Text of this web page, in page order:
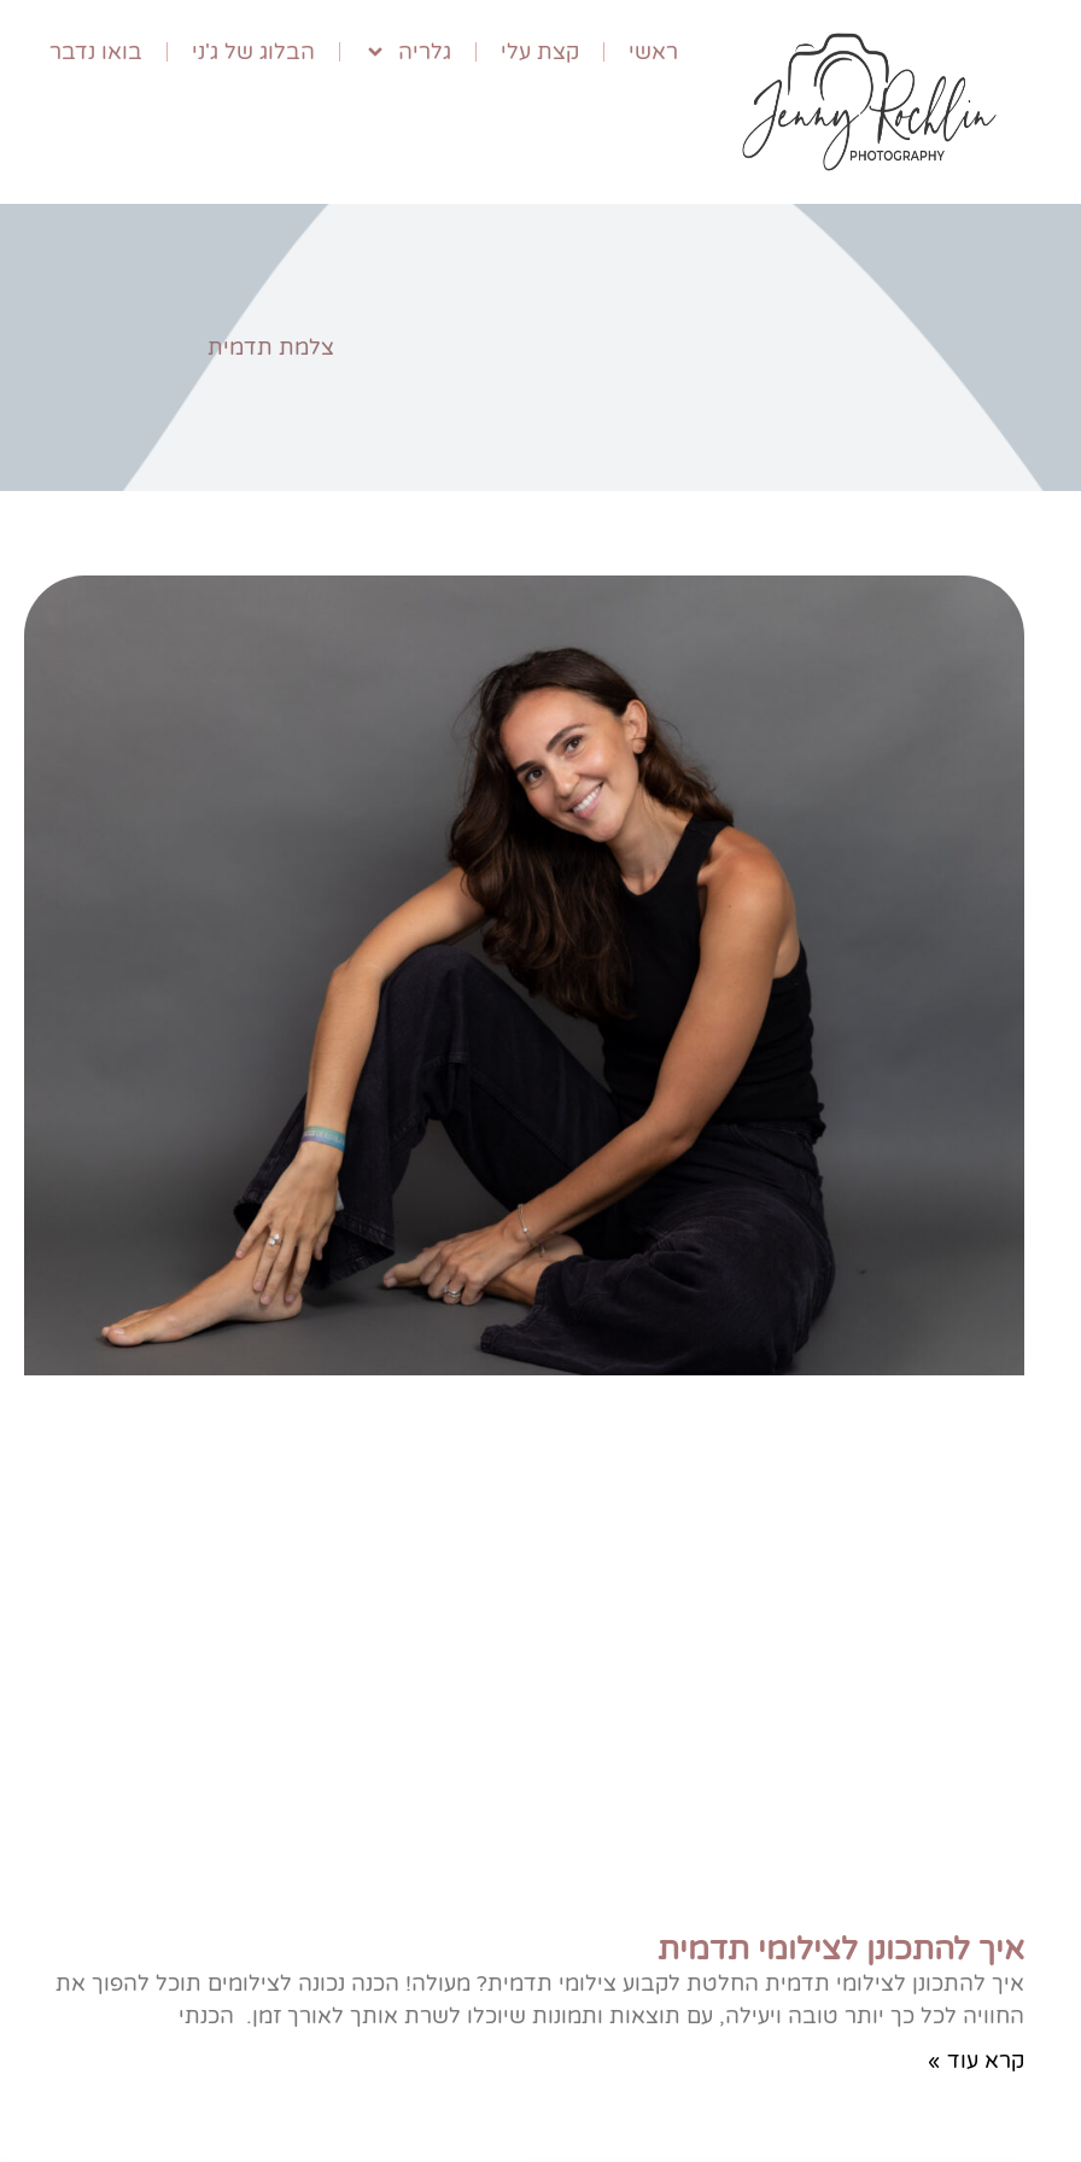
ראשי קצת עלי גלריה הבלוג של ג'ני בואו נדבר
צלמת תדמית
איך להתכונן לצילומי תדמית
איך להתכונן לצילומי תדמית החלטת לקבוע צילומי תדמית? מעולה! הכנה נכונה לצילומים תוכל להפוך את
החוויה לכל כך יותר טובה ויעילה, עם תוצאות ותמונות שיוכלו לשרת אותך לאורך זמן. הכנתי
קרא עוד »